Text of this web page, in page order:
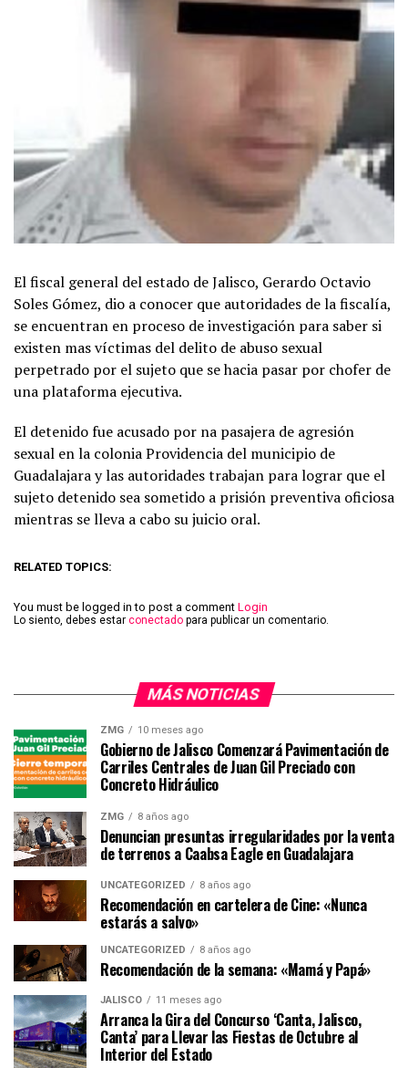
El fiscal general del estado de Jalisco, Gerardo Octavio
Soles Gómez, dio a conocer que autoridades de la fiscalía,
se encuentran en proceso de investigación para saber si
existen mas víctimas del delito de abuso sexual
perpetrado por el sujeto que se hacia pasar por chofer de
una plataforma ejecutiva.
El detenido fue acusado por na pasajera de agresión
sexual en la colonia Providencia del municipio de
Guadalajara y las autoridades trabajan para lograr que el
sujeto detenido sea sometido a prisión preventiva oficiosa
mientras se lleva a cabo su juicio oral.
RELATED TOPICS:
You must be logged in to post a comment Login
Lo siento, debes estar conectado para publicar un comentario.
MÁS NOTICIAS
ZMG 10 meses ago
Gobierno de Jalisco Comenzará Pavimentación de
Carriles Centrales de Juan Gil Preciado con
Concreto Hidráulico
ZMG 8 años ago
Denuncian presuntas irregularidades por la venta
de terrenos a Caabsa Eagle en Guadalajara
UNCATEGORIZED 8 años ago
Recomendación en cartelera de Cine: «Nunca
estarás a salvo»
UNCATEGORIZED 8 años ago
Recomendación de la semana: «Mamá y Papá»
JALISCO 11 meses ago
Arranca la Gira del Concurso ‘Canta, Jalisco,
Canta’ para Llevar las Fiestas de Octubre al
Interior del Estado